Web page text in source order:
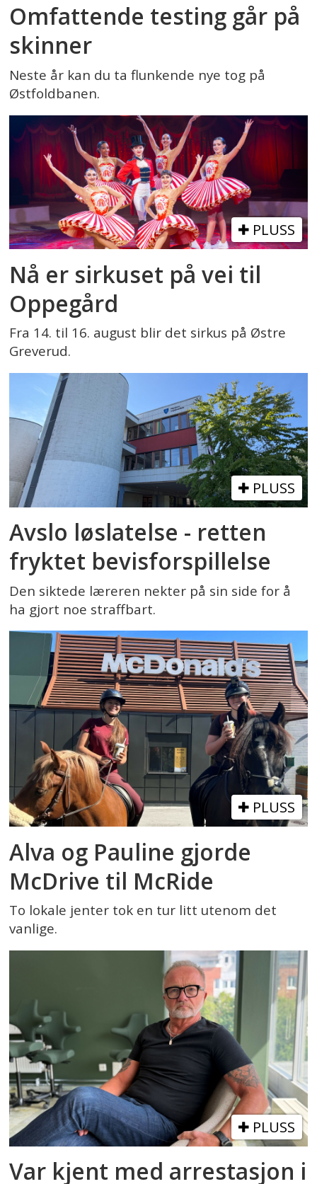
Omfattende testing går på
skinner
Neste år kan du ta flunkende nye tog på
Østfoldbanen.
PLUSS
Nå er sirkuset på vei til
Oppegård
Fra 14. til 16. august blir det sirkus på Østre
Greverud.
PLUSS
Avslo løslatelse - retten
fryktet bevisforspillelse
Den siktede læreren nekter på sin side for å
ha gjort noe straffbart.
PLUSS
Alva og Pauline gjorde
McDrive til McRide
To lokale jenter tok en tur litt utenom det
vanlige.
PLUSS
Var kjent med arrestasjon i